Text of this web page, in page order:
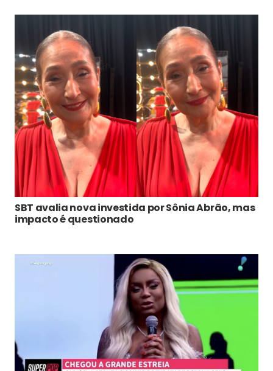
SBT avalia nova investida por Sônia Abrão, mas
impacto é questionado